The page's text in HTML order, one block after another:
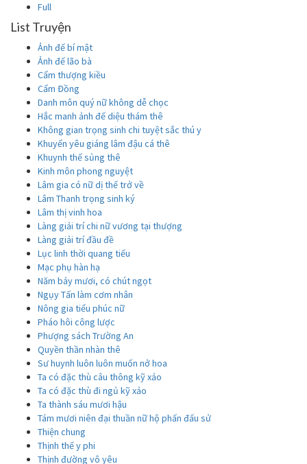
Full
List Truyện
Ảnh đế bí mật
Ảnh đế lão bà
Cẩm thượng kiều
Cẩm Đồng
Danh môn quý nữ không dễ chọc
Hắc manh ảnh đế diệu thám thê
Không gian trọng sinh chi tuyệt sắc thú y
Khuyển yêu giáng lâm đậu cá thê
Khuynh thế sủng thê
Kinh môn phong nguyệt
Lâm gia có nữ dị thế trở về
Lâm Thanh trọng sinh ký
Lâm thị vinh hoa
Làng giải trí chi nữ vương tại thượng
Làng giải trí đầu đề
Lục linh thời quang tiếu
Mạc phụ hàn hạ
Năm bảy mươi, có chút ngọt
Ngụy Tấn làm cơm nhân
Nông gia tiểu phúc nữ
Pháo hôi công lược
Phượng sách Trường An
Quyền thần nhàn thê
Sư huynh luôn luôn muốn nở hoa
Ta có đặc thù câu thông kỹ xảo
Ta có đặc thù đi ngủ kỹ xảo
Ta thành sáu mươi hậu
Tám mươi niên đại thuần nữ hộ phấn đấu sử
Thiện chung
Thịnh thế y phi
Thịnh đường vô yêu